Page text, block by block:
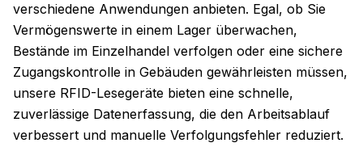
verschiedene Anwendungen anbieten. Egal, ob Sie
Vermögenswerte in einem Lager überwachen,
Bestände im Einzelhandel verfolgen oder eine sichere
Zugangskontrolle in Gebäuden gewährleisten müssen,
unsere RFID-Lesegeräte bieten eine schnelle,
zuverlässige Datenerfassung, die den Arbeitsablauf
verbessert und manuelle Verfolgungsfehler reduziert.